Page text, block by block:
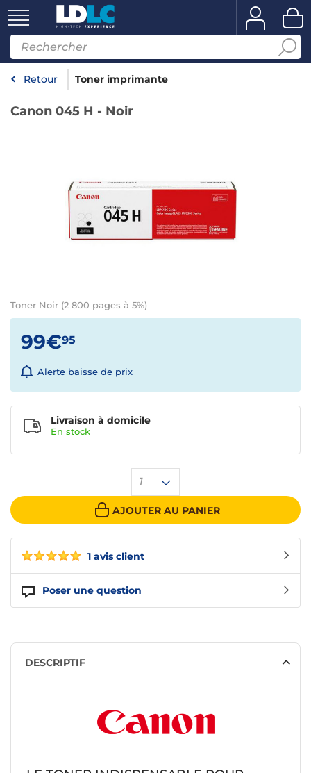
Retour Toner imprimante
Canon 045 H - Noir
Toner Noir (2 800 pages à 5%)
1 avis client
Poser une question
99€95
Alerte baisse de prix
1
AJOUTER AU PANIER
Livraison à domicile
En stock
DESCRIPTIF